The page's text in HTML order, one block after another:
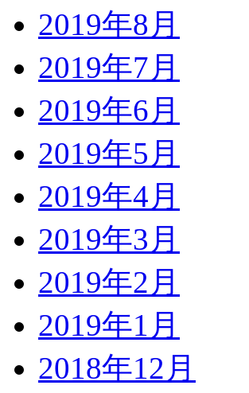
2019年8月
2019年7月
2019年6月
2019年5月
2019年4月
2019年3月
2019年2月
2019年1月
2018年12月